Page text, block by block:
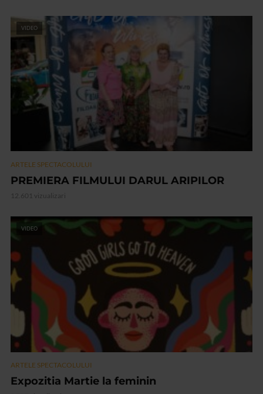
VIDEO
ARTELE SPECTACOLULUI
PREMIERA FILMULUI DARUL ARIPILOR
12.601 vizualizari
VIDEO
ARTELE SPECTACOLULUI
Expozitia Martie la feminin